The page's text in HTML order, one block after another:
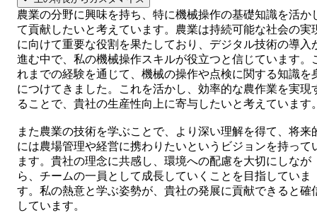
農業の分野に興味を持ち、特に機械操作の基礎知識を活か
て貢献したいと考えています。農業は持続可能な社会の実
に向けて重要な役割を果たしており、デジタル技術の導入
進む中で、私の機械操作スキルが役立つと信じています。
れまでの経験を通じて、機械の操作や点検に関する知識を
につけてきました。これを活かし、効率的な農作業を実現
ることで、貴社の生産性向上に寄与したいと考えています
また農業の技術を学ぶことで、より深い理解を得て、将来
には農場管理や経営に携わりたいというビジョンを持って
ます。貴社の理念に共感し、環境への配慮を大切にしなが
ら、チームの一員として成長していくことを目指していま
す。私の熱意と学ぶ姿勢が、貴社の発展に貢献できると確
しています。